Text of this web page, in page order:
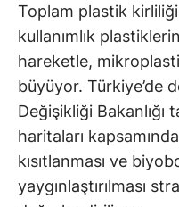
Toplam plastik
kullanımlık
hareketle,
büyüyor. Türkiye’de
Değişikliği Bakanlığı
haritaları
kısıtlanması ve
yaygınlaştırılması